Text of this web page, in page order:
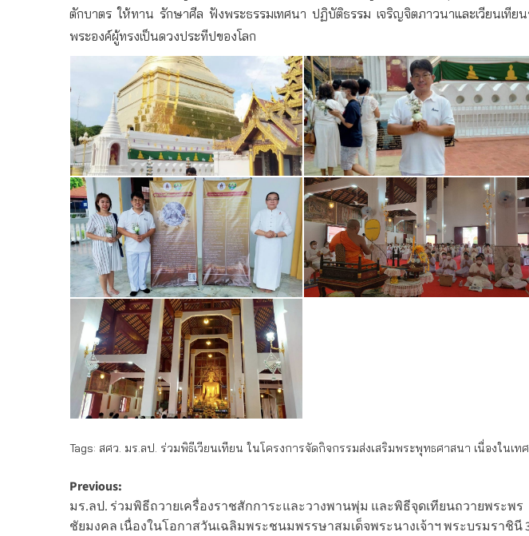
ตักบาตร ให้ทาน รักษาศีล ฟังพระธรรมเทศนา ปฏิบัติธรรม เจริญจิตภาวนาและเวียน
พระองค์ผู้ทรงเป็นดวงประทีปของโลก
Tags: สศว. มร.ลป. ร่วมพิธีเวียนเทียน​ ในโครงการจัดกิจกรรมส่งเสริมพระพุทธศาสนา เนื่องในเ
Post
navigation
Previous:
มร.ลป. ร่วมพิธีถวายเครื่องราชสักการะและวางพานพุ่ม และพิธีจุดเทียนถวายพระพร
ชัยมงคล เนื่องในโอกาสวันเฉลิมพระชนมพรรษาสมเด็จพระนางเจ้าฯ พระบรมราชินี